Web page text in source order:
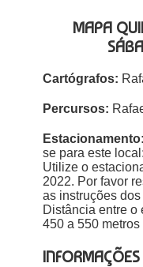
MAPA
Cartógrafos:
Percursos:
Estacionamento:
se para este local:
Utilize o
2022. Por favor
as instruções
Distância entre o
450 a 550 metros